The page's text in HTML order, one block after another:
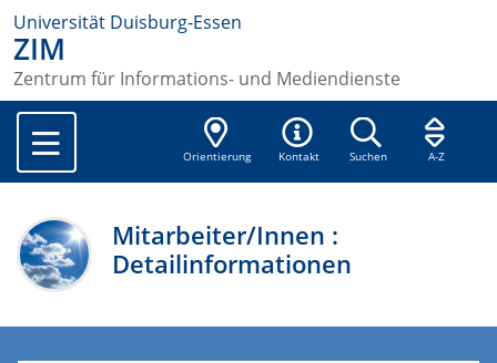
Universität Duisburg-Essen
ZIM
Zentrum für Informations- und Mediendienste
Orientierung Kontakt Suchen A-Z
Mitarbeiter/Innen :
Detailinformationen